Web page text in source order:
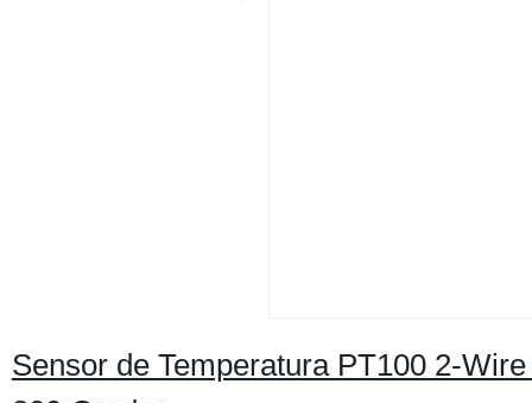
Sensor de Temperatura PT100 2-